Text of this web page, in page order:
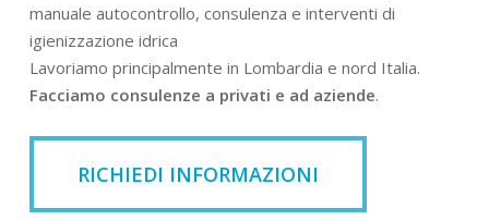
manuale autocontrollo, consulenza e interventi di
igienizzazione idrica
Lavoriamo principalmente in Lombardia e nord Italia.
Facciamo consulenze a privati e ad aziende.
RICHIEDI INFORMAZIONI